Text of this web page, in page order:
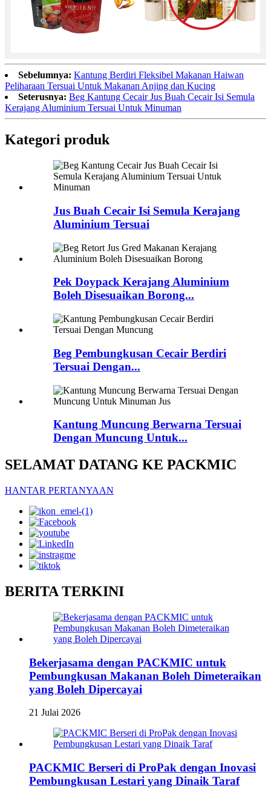
Sebelumnya: Kantung Berdiri Fleksibel Makanan Haiwan
Peliharaan Tersuai Untuk Makanan Anjing dan Kucing
Seterusnya: Beg Kantung Cecair Jus Buah Cecair Isi Semula
Kerajang Aluminium Tersuai Untuk Minuman
Kategori produk
Jus Buah Cecair Isi Semula Kerajang
Aluminium Tersuai
Pek Doypack Kerajang Aluminium
Boleh Disesuaikan Borong...
Beg Pembungkusan Cecair Berdiri
Tersuai Dengan...
Kantung Muncung Berwarna Tersuai
Dengan Muncung Untuk...
SELAMAT DATANG KE PACKMIC
HANTAR PERTANYAAN
BERITA TERKINI
Bekerjasama dengan PACKMIC untuk
Pembungkusan Makanan Boleh Dimeteraikan
yang Boleh Dipercayai
21 Julai 2026
PACKMIC Berseri di ProPak dengan Inovasi
Pembungkusan Lestari yang Dinaik Taraf